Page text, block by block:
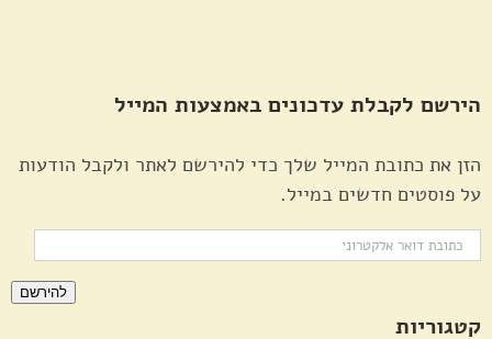
הירשם לקבלת עדכונים באמצעות המייל
הזן את כתובת המייל שלך כדי להירשם לאתר ולקבל הודעות
על פוסטים חדשים במייל.
כתובת
להירשם
קטגוריות